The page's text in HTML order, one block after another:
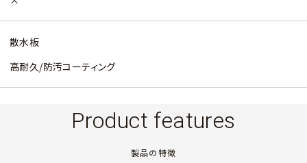
散水板
高耐久/防汚コーティング
Product features
製品の特徴